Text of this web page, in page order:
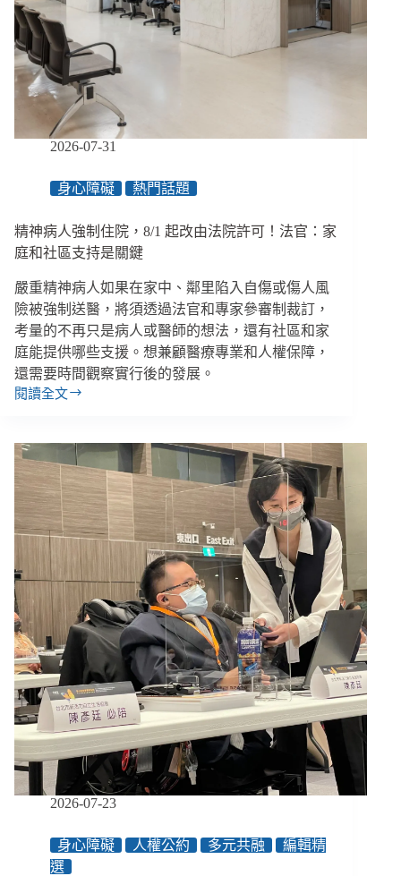
著
理
解
妳」
用
回
親、
與
己
和
解
2026-07-31
身心障礙 熱門話題
精神病人強制住院，8/1 起改由法院許可！法官：家
庭和社區支持是關鍵
嚴重精神病人如果在家中、鄰里陷入自傷或傷人風
險被強制送醫，將須透過法官和專家參審制裁訂，
考量的不再只是病人或醫師的想法，還有社區和家
庭能提供哪些支援。想兼顧醫療專業和人權保障，
還需要時間觀察實行後的發展。
閱讀全文
精
人
強
住
院，
起
改
由
法
院
許
可！
法
官：
家
庭
和
社
2026-07-23
身心障礙 人權公約 多元共融
編輯精
選